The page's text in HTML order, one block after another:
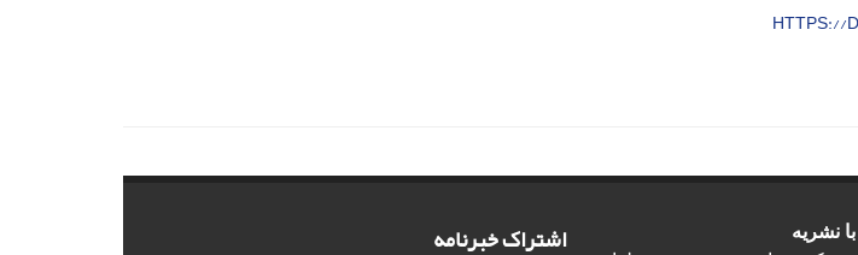
HTTPS://
نشریه
اشتراک خبرنامه